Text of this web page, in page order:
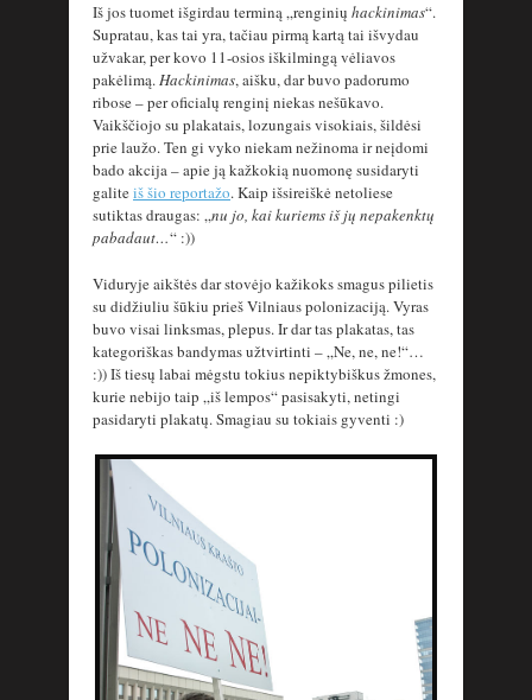
Iš jos tuomet išgirdau terminą „renginių hackinimas“.
Supratau, kas tai yra, tačiau pirmą kartą tai išvydau
užvakar, per kovo 11-osios iškilmingą vėliavos
pakėlimą.Hackinimas, aišku, dar buvo padorumo
ribose – per oficialų renginį niekas nešūkavo.
Vaikščiojo su plakatais, lozungais visokiais, šildėsi
prie laužo. Ten gi vyko niekam nežinoma ir neįdomi
bado akcija – apie ją kažkokią nuomonę susidaryti
galiteiš šio reportažo. Kaip išsireiškė netoliese
sutiktas draugas: „nu jo, kai kuriems iš jų nepakenktų
pabadaut…“ :))
Viduryje aikštės dar stovėjo kažikoks smagus pilietis
su didžiuliu šūkiu prieš Vilniaus polonizaciją. Vyras
buvo visai linksmas, plepus. Ir dar tas plakatas, tas
kategoriškas bandymas užtvirtinti – „Ne, ne, ne!“…
:)) Iš tiesų labai mėgstu tokius nepiktybiškus žmones,
kurie nebijo taip „iš lempos“ pasisakyti, netingi
pasidaryti plakatų. Smagiau su tokiais gyventi :)